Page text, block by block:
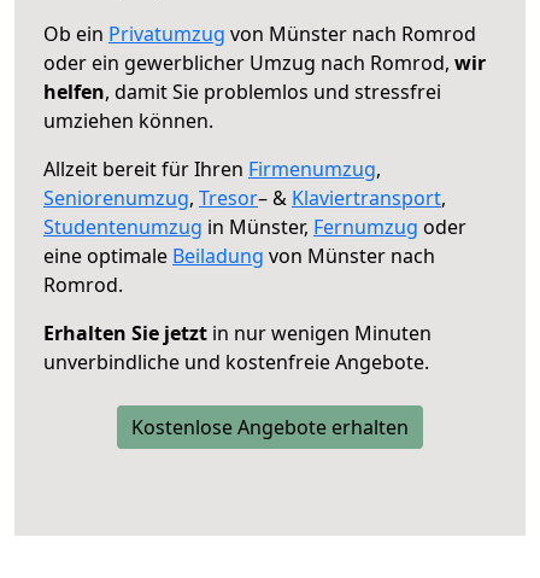
Ob ein Privatumzug von Münster nach Romrod
oder ein gewerblicher Umzug nach Romrod, wir
helfen, damit Sie problemlos und stressfrei
umziehen können.
Allzeit bereit für Ihren Firmenumzug,
Seniorenumzug, Tresor– & Klaviertransport,
Studentenumzug in Münster, Fernumzug oder
eine optimale Beiladung von Münster nach
Romrod.
Erhalten Sie jetzt in nur wenigen Minuten
unverbindliche und kostenfreie Angebote.
Kostenlose Angebote erhalten